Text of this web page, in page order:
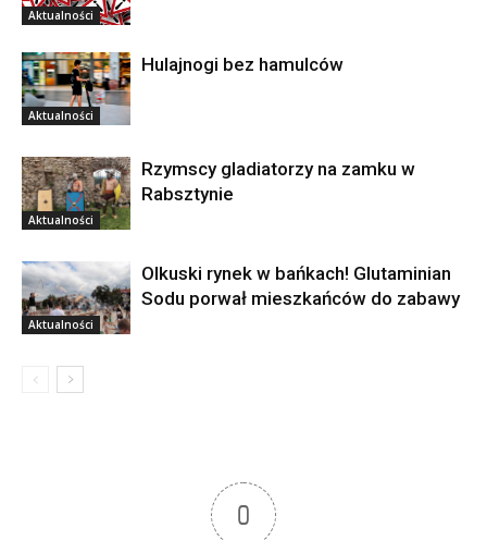
Aktualności
Aktualności
Hulajnogi bez hamulców
Aktualności
Rzymscy gladiatorzy na zamku w
Rabsztynie
Aktualności
Olkuski rynek w bańkach! Glutaminian
Sodu porwał mieszkańców do zabawy
0